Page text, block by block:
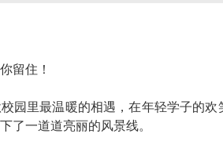
留住！
园里最温暖的相遇，在年轻学子的
了一道道亮丽的风景线。